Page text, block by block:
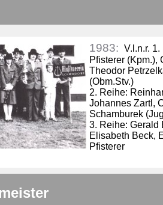
1983: V.l.n.r.
Pfisterer (Kpm.),
Theodor
(Obm.Stv.)
2. Reihe:
Johannes Zartl,
Schamburek
3. Reihe: Gerald
Elisabeth Beck,
Pfisterer